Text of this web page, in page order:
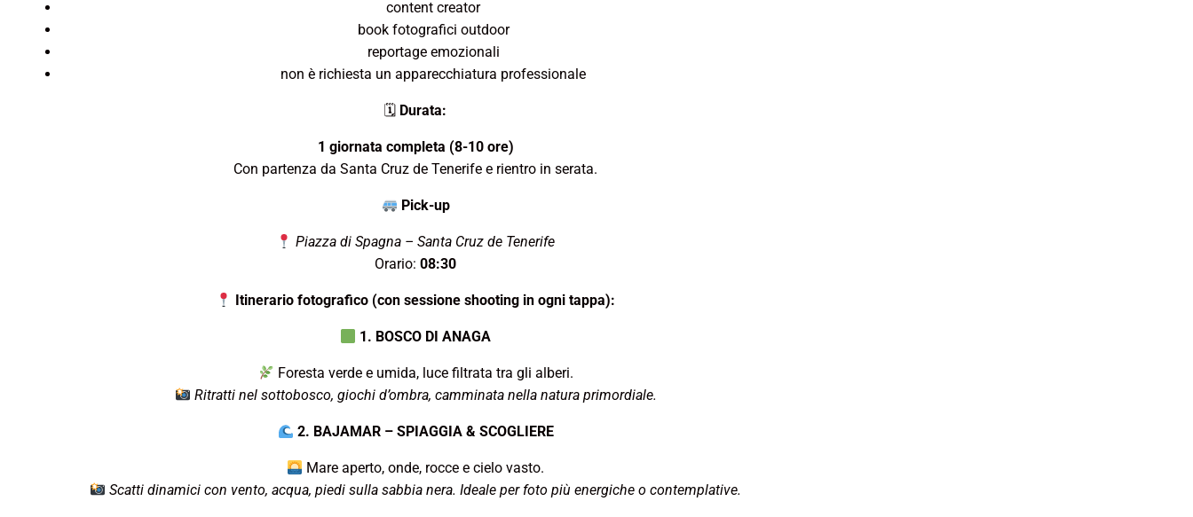
content creator
book fotografici outdoor
reportage emozionali
non è richiesta un apparecchiatura professionale
🗓 Durata:
1 giornata completa (8-10 ore)
Con partenza da Santa Cruz de Tenerife e rientro in serata.
Pick-up
Piazza di Spagna – Santa Cruz de Tenerife
Orario: 08:30
Itinerario fotografico (con sessione shooting in ogni tappa):
1. BOSCO DI ANAGA
Foresta verde e umida, luce filtrata tra gli alberi.
Ritratti nel sottobosco, giochi d’ombra, camminata nella natura primordiale.
2. BAJAMAR – SPIAGGIA & SCOGLIERE
Mare aperto, onde, rocce e cielo vasto.
Scatti dinamici con vento, acqua, piedi sulla sabbia nera. Ideale per foto più energiche o contemplative.